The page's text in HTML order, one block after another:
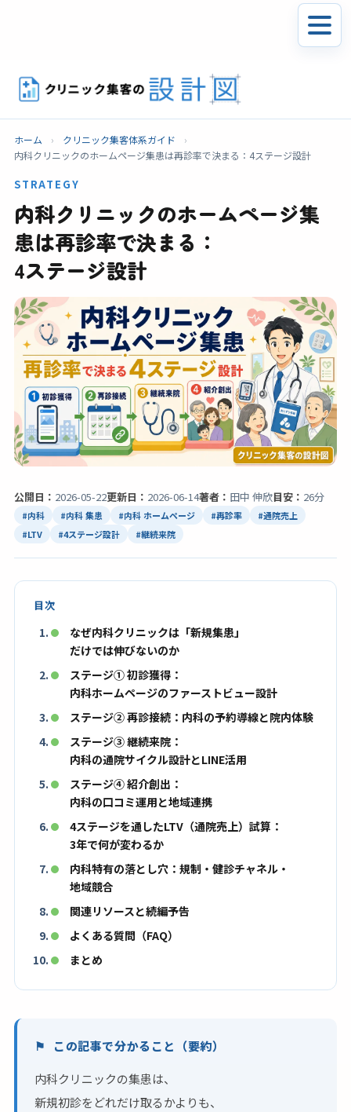
ホーム › クリニック集客体系ガイド
›
内科クリニックのホームページ集患は再診率で決まる：4ステージ設計
STRATEGY
内科クリニックのホームページ集
患は再診率で決まる：
4ステージ設計
公開日： 2026-05-22更新日： 2026-06-14著者： 田中 伸欣目安： 26分
#内科 #内科 集患 #内科 ホームページ #再診率
#通院売上
#LTV
#4ステージ設計 #継続来院
目次
なぜ内科クリニックは「新規集患」
だけでは伸びないのか
ステージ① 初診獲得：
内科ホームページのファーストビュー設計
ステージ② 再診接続：内科の予約導線と院内体験
ステージ③ 継続来院：
内科の通院サイクル設計とLINE活用
ステージ④ 紹介創出：
内科の口コミ運用と地域連携
4ステージを通したLTV（通院売上）試算：
3年で何が変わるか
内科特有の落とし穴：規制・健診チャネル・
地域競合
関連リソースと続編予告
よくある質問（FAQ）
まとめ
この記事で分かること（要約）
内科クリニックの集患は、
新規初診をどれだけ取るかよりも、